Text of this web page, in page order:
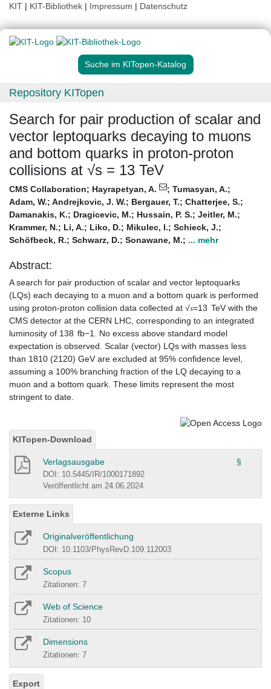
KIT | KIT-Bibliothek | Impressum | Datenschutz
Suche im KITopen-Katalog
Repository KITopen
Search for pair production of scalar and
vector leptoquarks decaying to muons
and bottom quarks in proton-proton
collisions at √s = 13 TeV
CMS Collaboration; Hayrapetyan, A. ; Tumasyan, A.;
Adam, W.; Andrejkovic, J. W.; Bergauer, T.; Chatterjee, S.;
Damanakis, K.; Dragicevic, M.; Hussain, P. S.; Jeitler, M.;
Krammer, N.; Li, A.; Liko, D.; Mikulec, I.; Schieck, J.;
Schöfbeck, R.; Schwarz, D.; Sonawane, M.; ... mehr
Abstract:
A search for pair production of scalar and vector leptoquarks
(LQs) each decaying to a muon and a bottom quark is performed
using proton-proton collision data collected at √𝑠=13 TeV with the
CMS detector at the CERN LHC, corresponding to an integrated
luminosity of 138 fb−1. No excess above standard model
expectation is observed. Scalar (vector) LQs with masses less
than 1810 (2120) GeV are excluded at 95% confidence level,
assuming a 100% branching fraction of the LQ decaying to a
muon and a bottom quark. These limits represent the most
stringent to date.
KITopen-Download
Verlagsausgabe §
DOI: 10.5445/IR/1000171892
Veröffentlicht am 24.06.2024
Externe Links
Originalveröffentlichung
DOI: 10.1103/PhysRevD.109.112003
Scopus
Zitationen: 7
Web of Science
Zitationen: 10
Dimensions
Zitationen: 7
Export